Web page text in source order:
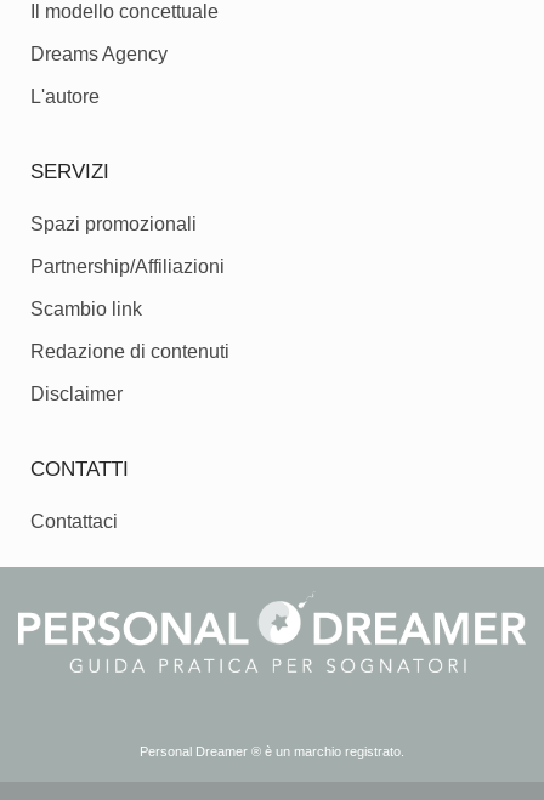
Il modello concettuale
Dreams Agency
L'autore
SERVIZI
Spazi promozionali
Partnership/Affiliazioni
Scambio link
Redazione di contenuti
Disclaimer
CONTATTI
Contattaci
Personal Dreamer ® è un marchio registrato.